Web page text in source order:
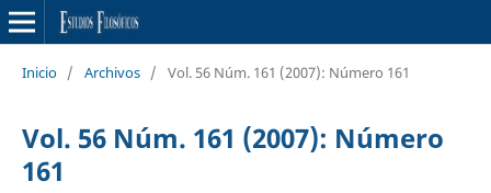
Inicio / Archivos / Vol. 56 Núm. 161 (2007): Número 161
Vol. 56 Núm. 161 (2007): Número
161